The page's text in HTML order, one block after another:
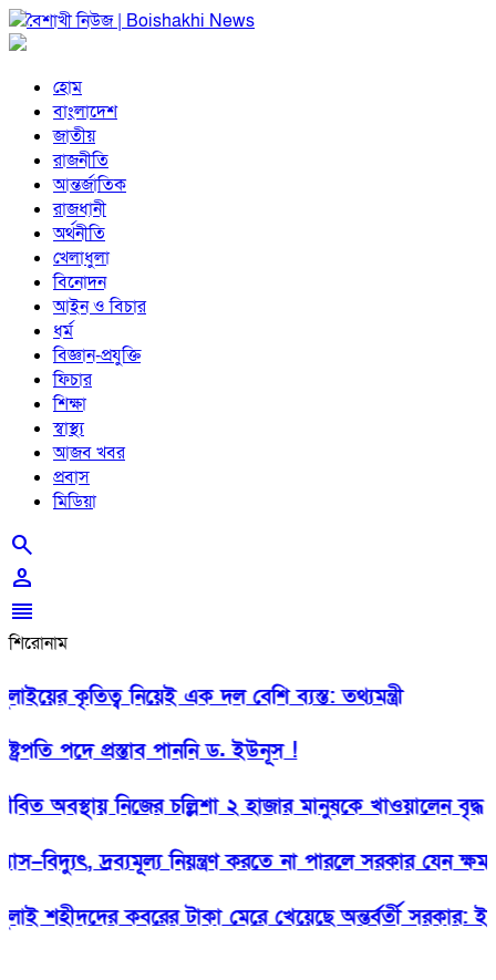
হোম
বাংলাদেশ
জাতীয়
রাজনীতি
আন্তর্জাতিক
রাজধানী
অর্থনীতি
খেলাধুলা
বিনোদন
আইন ও বিচার
ধর্ম
বিজ্ঞান-প্রযুক্তি
ফিচার
শিক্ষা
স্বাস্থ্য
আজব খবর
প্রবাস
মিডিয়া
search
person
reorder
শিরোনাম
কৃতিত্ব নিয়েই এক দল বেশি ব্যস্ত: তথ্যমন্ত্রী
পদে প্রস্তাব পাননি ড. ইউনূস !
অবস্থায় নিজের চল্লিশা ২ হাজার মানুষকে খাওয়ালেন বৃদ্ধ
দ্রব্যমূল্য নিয়ন্ত্রণ করতে না পারলে সরকার যেন ক্ষমতায়
কবরের টাকা মেরে খেয়েছে অন্তর্বর্তী সরকার: ইশরাক